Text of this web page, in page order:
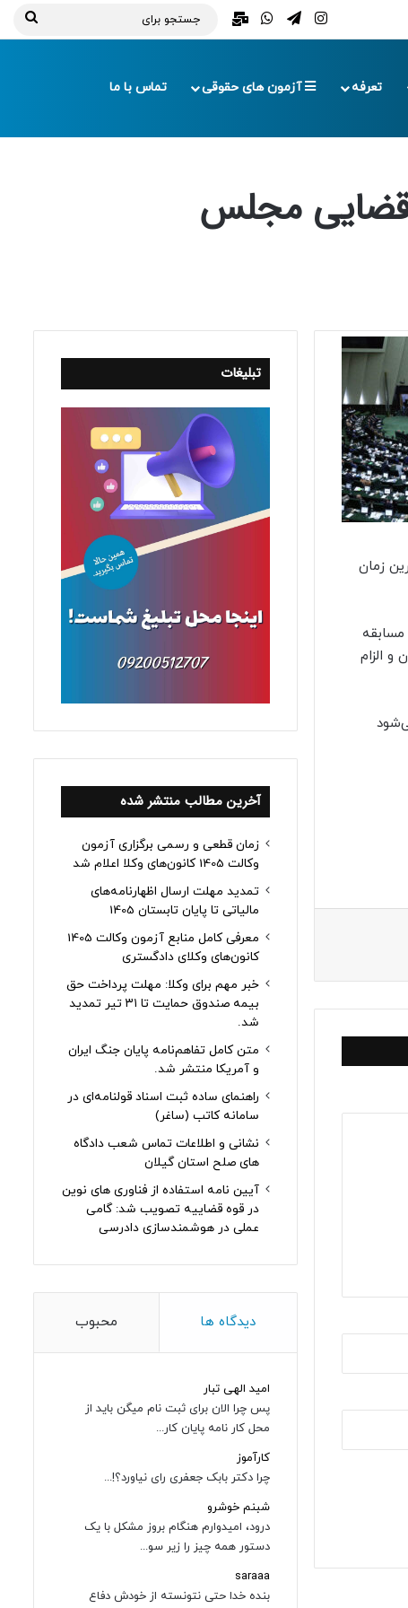
اینستاگرام
تلگرامواتس آپ
ایمیل
تعرفه آزمون های حقوقی تماس با ما
قضایی مجلس
زمان
الزام
تبلیغات
آخرین مطالب منتشر شده
زمان قطعی و رسمی برگزاری آزمون
وکالت 1405 کانون‌های وکلا اعلام شد
تمدید مهلت ارسال اظهارنامه‌های
مالیاتی تا پایان تابستان 1405
معرفی کامل منابع آزمون وکالت 1405
کانون‌های وکلای دادگستری
خبر مهم برای وکلا: مهلت پرداخت حق
بیمه صندوق حمایت تا ۳۱ تیر تمدید
شد.
متن کامل تفاهم‌نامه پایان جنگ ایران
و آمریکا منتشر شد.
راهنمای ساده ثبت اسناد قولنامه‌ای در
سامانه کاتب (ساغر)
نشانی و اطلاعات تماس شعب دادگاه
های صلح استان گیلان
آیین نامه استفاده از فناوری های نوین
در قوه قضاییه تصویب شد: گامی
عملی در هوشمندسازی دادرسی
دیدگاه ها محبوب
امید الهی تبار
پس چرا الان برای ثبت نام میگن باید از
محل کار نامه پایان کار...
کارآموز
چرا دکتر بابک جعفری رای نیاورد؟!...
شبنم خوشرو
درود، امیدوارم هنگام بروز مشکل با یک
دستور همه چیز را زیر سو...
saraaa
بنده خدا حتی نتونسته از خودش دفاع